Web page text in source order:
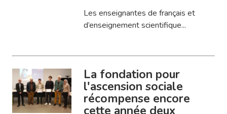
Les enseignantes de français et
d’enseignement scientifique...
La fondation pour
l'ascension sociale
récompense encore
cette année deux